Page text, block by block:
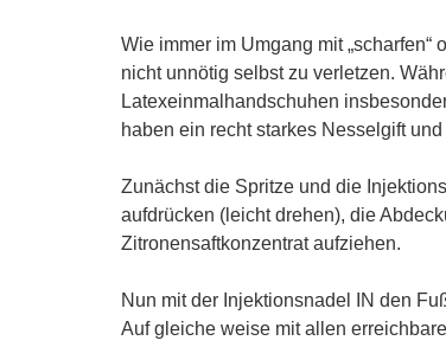
Wie immer im Umgang mit
nicht unnötig selbst zu verletzen.
Latexeinmalhandschuhen
haben ein recht starkes Nesselgift
Zunächst die Spritze und die
aufdrücken (leicht drehen), die
Zitronensaftkonzentrat aufziehen.
Nun mit der Injektionsnadel IN den
Auf gleiche weise mit allen